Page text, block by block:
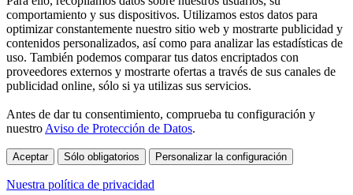
comportamiento y sus dispositivos. Utilizamos estos datos para
optimizar constantemente nuestro sitio web y mostrarte publicidad y
contenidos personalizados, así como para analizar las estadísticas de
uso. También podemos comparar tus datos encriptados con
proveedores externos y mostrarte ofertas a través de sus canales de
publicidad online, sólo si ya utilizas sus servicios.
Antes de dar tu consentimiento, comprueba tu configuración y
nuestro Aviso de Protección de Datos.
Aceptar Sólo obligatorios Personalizar la configuración
Nuestra política de privacidad